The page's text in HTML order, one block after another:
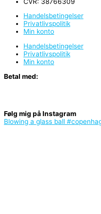
Handelsbetingelser
Privatlivspolitik
Min konto
Handelsbetingelser
Privatlivspolitik
Min konto
Betal med:
Følg mig på Instagram
Blowing a glass ball